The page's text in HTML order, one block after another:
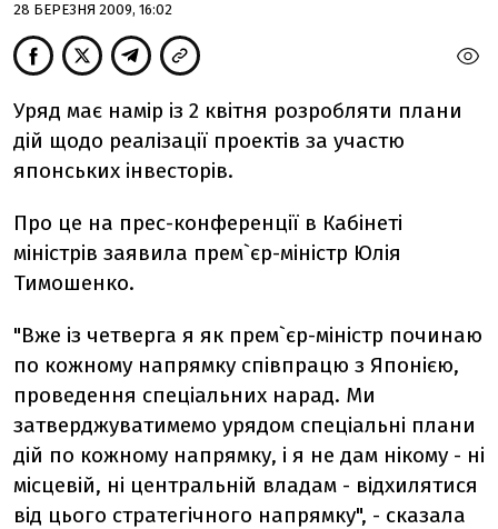
28 БЕРЕЗНЯ 2009, 16:02
Уряд має намір із 2 квітня розробляти плани
дій щодо реалізації проектів за участю
японських інвесторів.
Про це на прес-конференції в Кабінеті
міністрів заявила прем`єр-міністр Юлія
Тимошенко.
"Вже із четверга я як прем`єр-міністр починаю
по кожному напрямку співпрацю з Японією,
проведення спеціальних нарад. Ми
затверджуватимемо урядом спеціальні плани
дій по кожному напрямку, і я не дам нікому - ні
місцевій, ні центральній владам - відхилятися
від цього стратегічного напрямку", - сказала